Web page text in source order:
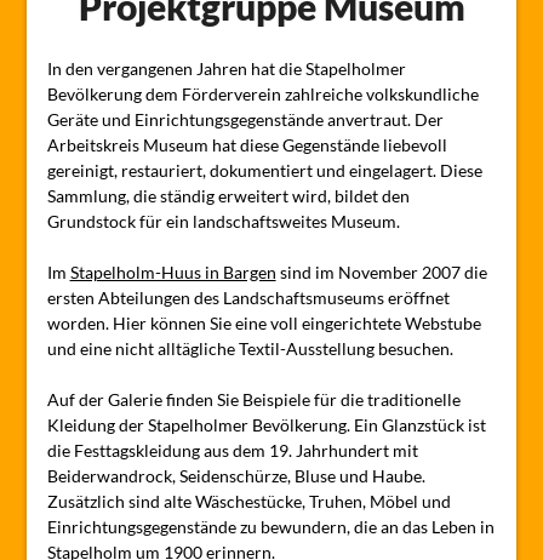
In den vergangenen Jahren hat die Stapelholmer
Bevölkerung dem Förderverein zahlreiche volkskundliche
Geräte und Einrichtungsgegenstände anvertraut. Der
Arbeitskreis Museum hat diese Gegenstände liebevoll
gereinigt, restauriert, dokumentiert und eingelagert. Diese
Sammlung, die ständig erweitert wird, bildet den
Grundstock für ein landschaftsweites Museum.
Im Stapelholm-Huus in Bargen sind im November 2007 die
ersten Abteilungen des Landschaftsmuseums eröffnet
worden. Hier können Sie eine voll eingerichtete Webstube
und eine nicht alltägliche Textil-Ausstellung besuchen.
Auf der Galerie finden Sie Beispiele für die traditionelle
Kleidung der Stapelholmer Bevölkerung. Ein Glanzstück ist
die Festtagskleidung aus dem 19. Jahrhundert mit
Beiderwandrock, Seidenschürze, Bluse und Haube.
Zusätzlich sind alte Wäschestücke, Truhen, Möbel und
Einrichtungsgegenstände zu bewundern, die an das Leben in
Stapelholm um 1900 erinnern.